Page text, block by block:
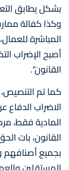
بشكل يطابق
وكذا كفالة
المباشرة
أصبح الإضراب
القانون".
كما تم
الاضراب الدفاع
القانون، بات
بجميع أصنافهم